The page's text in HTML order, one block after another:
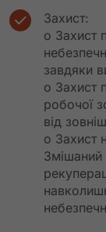
Захист:
o Захист
завдяки
o Захист
робочої
від
o Захист
Змішаний